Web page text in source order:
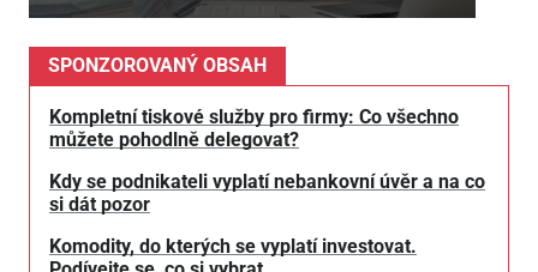
SPONZOROVANÝ OBSAH
Kompletní tiskové služby pro firmy: Co všechno
můžete pohodlně delegovat?
Kdy se podnikateli vyplatí nebankovní úvěr a na co
si dát pozor
Komodity, do kterých se vyplatí investovat.